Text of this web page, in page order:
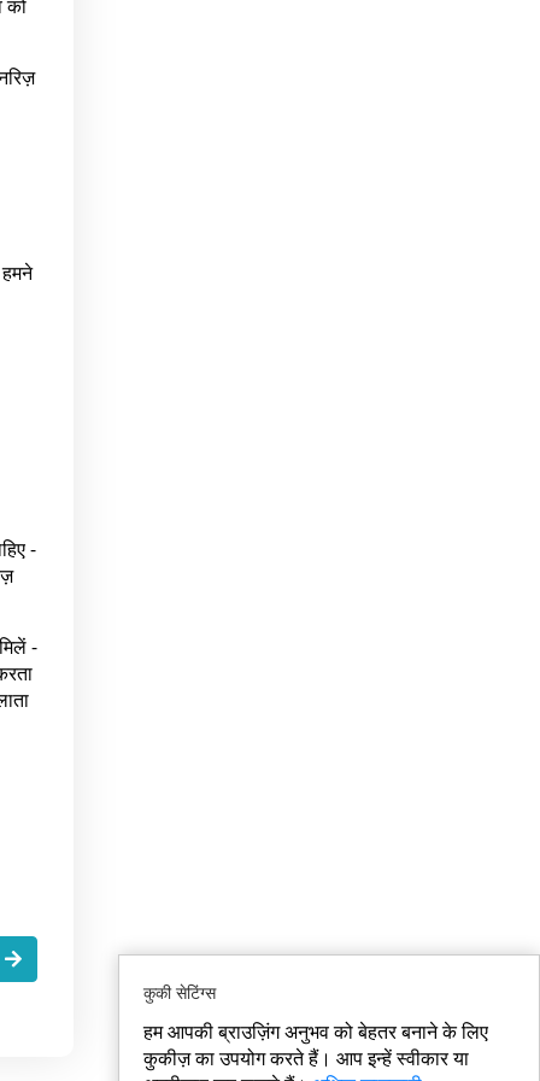
को
-
-
कुकी सेटिंग्स
हम आपकी ब्राउज़िंग अनुभव को बेहतर बनाने के लिए
कुकीज़ का उपयोग करते हैं। आप इन्हें स्वीकार या